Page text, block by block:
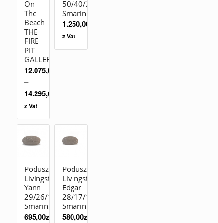
On
The
Beach
THE
FIRE
PIT
GALLERY
12.075,00
–
14.295,00
z Vat
50/40/26
Smarin
1.250,00
z Vat
Poduszka
Livingstones
Yann
29/26/10
Smarin
695,00zł
Poduszka
Livingstones
Edgar
28/17/15
Smarin
580,00zł